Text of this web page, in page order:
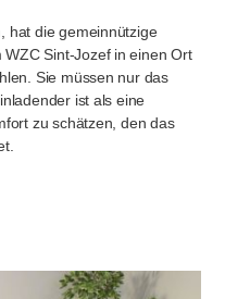
hat die gemeinnützige
Sint-Jozef in einen Ort
Sie müssen nur das
ist als eine
zu schätzen, den das